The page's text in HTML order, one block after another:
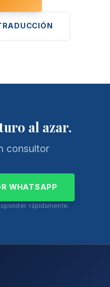
al azar.
consultor
WHATSAPP
rápidamente.